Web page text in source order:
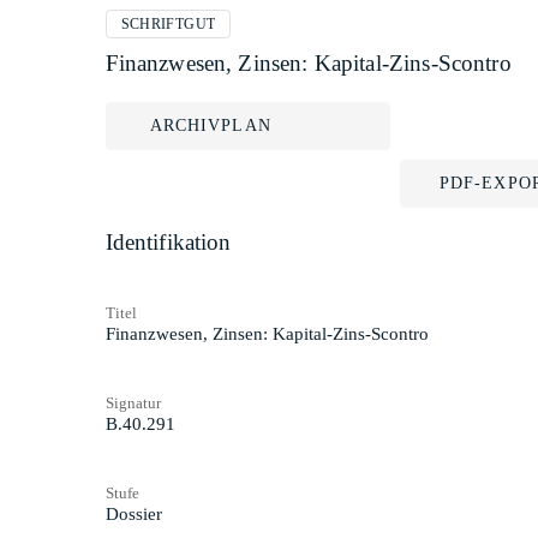
SCHRIFTGUT
Finanzwesen, Zinsen: Kapital-Zins-Scontro
ARCHIVPLAN
PDF-
Identifikation
Titel
Finanzwesen, Zinsen: Kapital-Zins-Scontro
Signatur
B.40.291
Stufe
Dossier